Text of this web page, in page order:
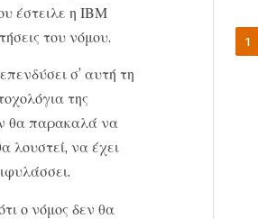
έστειλε η ΙΒΜ
του νόμου.
σ’ αυτή τη
της
θα παρακαλά να
λουστεί, να έχει
ο νόμος δεν θα
1